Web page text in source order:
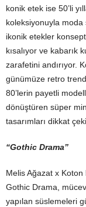
konik etek ise 50’li
koleksiyonuyla
ikonik etekler
kısalıyor ve kabarık
zarafetini andırıyor.
günümüze retro
80’lerin payetli
dönüştüren süper
tasarımları dikkat
“Gothic Drama”
Melis Ağazat x Koton
Gothic Drama,
yapılan süslemeleri